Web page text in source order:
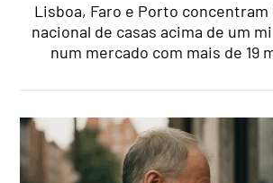
Lisboa, Faro e Porto concentram
nacional de casas acima de um
num mercado com mais de 19